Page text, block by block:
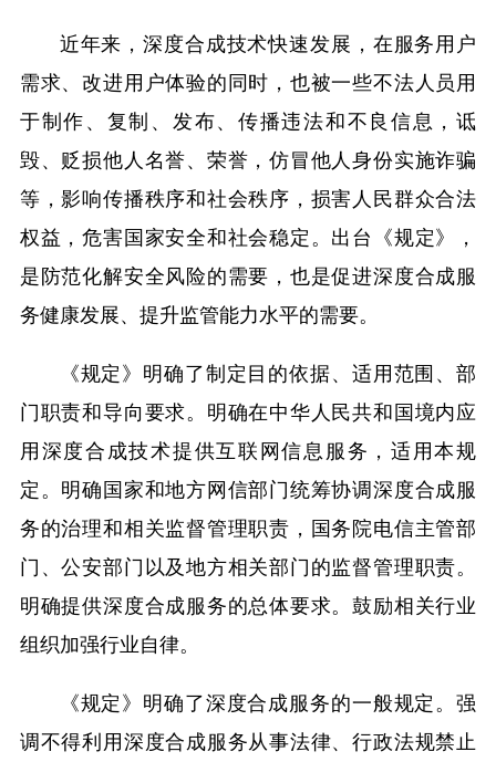
近年来，深度合成技术快速发展，在服务用户
需求、改进用户体验的同时，也被一些不法人员用
于制作、复制、发布、传播违法和不良信息，诋
毁、贬损他人名誉、荣誉，仿冒他人身份实施诈骗
等，影响传播秩序和社会秩序，损害人民群众合法
权益，危害国家安全和社会稳定。出台《规定》，
是防范化解安全风险的需要，也是促进深度合成服
务健康发展、提升监管能力水平的需要。
《规定》明确了制定目的依据、适用范围、部
门职责和导向要求。明确在中华人民共和国境内应
用深度合成技术提供互联网信息服务，适用本规
定。明确国家和地方网信部门统筹协调深度合成服
务的治理和相关监督管理职责，国务院电信主管部
门、公安部门以及地方相关部门的监督管理职责。
明确提供深度合成服务的总体要求。鼓励相关行业
组织加强行业自律。
《规定》明确了深度合成服务的一般规定。强
调不得利用深度合成服务从事法律、行政法规禁止